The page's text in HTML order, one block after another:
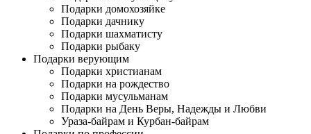
Подарки домохозяйке
Подарки дачнику
Подарки шахматисту
Подарки рыбаку
Подарки верующим
Подарки христианам
Подарки на рождество
Подарки мусульманам
Подарки на День Веры, Надежды и Любви
Ураза-байрам и Курбан-байрам